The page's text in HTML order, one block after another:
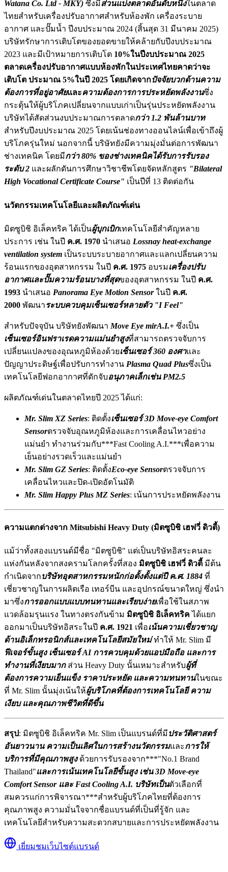
Watana Co. Ltd - MKY) ซึ่งมีส่วนแบ่งตลาดอันดับหนึ่งในตลาด
ไทยสำหรับเครื่องปรับอากาศสำหรับห้องพัก เครื่องระบาย
อากาศ และปั๊มน้ำ ปีงบประมาณ 2024 (สิ้นสุด 31 มีนาคม 2025)
บริษัทรักษาการเติบโตของยอดขายให้คล้ายกับปีงบประมาณ
2023 และมีเป้าหมายการเติบโต 10%ในปีงบประมาณ 2025
ตลาดเครื่องปรับอากาศแบบห้องพักในประเทศไทยคาดว่าจะ
เติบโต ประมาณ 5%ในปี 2025 โดยเกิดจากปัจจัยบวกด้านความ
ต้องการที่อยู่อาศัยและความต้องการการประหยัดพลังงานซึ่ง
กระตุ้นให้ผู้บริโภคเปลี่ยนจากแบบเก่าเป็นรุ่นประหยัดพลังงาน
บริษัทได้สัดส่วนงบประมาณการตลาดกว่า 1.2 พันล้านบาท
สำหรับปีงบประมาณ 2025 โดยเน้นช่องทางออนไลน์เพื่อเข้าถึงผู้
บริโภครุ่นใหม่ นอกจากนี้ บริษัทยังมีความมุ่งมั่นต่อการพัฒนา
ช่างเทคนิค โดยมีกว่า 80% ของช่างเทคนิคได้รับการรับรอง
ระดับ 2 และผลักดันการศึกษาวิชาชีพโดยจัดหลักสูตร "Bilateral
High Vocational Certificate Course" เป็นปีที่ 13 ติดต่อกัน
นวัตกรรมเทคโนโลยีและผลิตภัณฑ์เด่น
มิตซูบิชิ อิเล็คทริค ได้เป็นผู้บุกเบิกเทคโนโลยีสำคัญหลาย
ประการ เช่น ในปี ค.ศ. 1970 นำเสนอ Lossnay heat-exchange
ventilation system เป็นระบบระบายอากาศและแลกเปลี่ยนความ
ร้อนแรกของอุตสาหกรรม ในปี ค.ศ. 1975 อบรมเครื่องปรับ
อากาศและปั๊มความร้อนบางที่สุดของอุตสาหกรรม ในปี ค.ศ.
1993 นำเสนอ Panorama Eye Motion Sensorในปี ค.ศ.
2000 พัฒนาระบบควบคุมเซ็นเซอร์หลายตัว "I Feel"
สำหรับปัจจุบัน บริษัทยังพัฒนา Move Eye mirA.I.+ ซึ่งเป็น
เซ็นเซอร์อินฟราเรดความแม่นยำสูงที่สามารถตรวจจับการ
เปลี่ยนแปลงของอุณหภูมิห้องด้วยเซ็นเซอร์ 360 องศาและ
ปัญญาประดิษฐ์เพื่อปรับการทำงาน Plasma Quad Plusซึ่งเป็น
เทคโนโลยีฟอกอากาศที่ดักจับอนุภาคเล็กเช่น PM2.5
ผลิตภัณฑ์เด่นในตลาดไทยปี 2025 ได้แก่:
Mr. Slim XZ Series: ติดตั้งเซ็นเซอร์ 3D Move-eye Comfort
Sensorตรวจจับอุณหภูมิห้องและการเคลื่อนไหวอย่าง
แม่นยำ ทำงานร่วมกับ***Fast Cooling A.I.***เพื่อความ
เย็นอย่างรวดเร็วและแม่นยำ
Mr. Slim GZ Series: ติดตั้งEco-eye Sensorตรวจจับการ
เคลื่อนไหวและปิด-เปิดอัตโนมัติ
Mr. Slim Happy Plus MZ Series: เน้นการประหยัดพลังงาน
ความแตกต่างจาก Mitsubishi Heavy Duty (มิตซูบิชิ เฮฟวี่ ดิวตี้)
แม้ว่าทั้งสองแบรนด์มีชื่อ "มิตซูบิชิ" แต่เป็นบริษัทอิสระคนละ
แห่งกันหลังจากสงครามโลกครั้งที่สอง มิตซูบิชิ เฮฟวี่ ดิวตี้ มีต้น
กำเนิดจากบริษัทอุตสาหกรรมหนักก่อตั้งตั้งแต่ปี ค.ศ. 1884 ที่
เชี่ยวชาญในการผลิตเรือ เทอร์บีน และอุปกรณ์ขนาดใหญ่ ซึ่งนำ
มาซึ่งการออกแบบแบบทนทานและเรียบง่ายเพื่อใช้ในสภาพ
แวดล้อมรุนแรง ในทางตรงกันข้าม มิตซูบิชิ อิเล็คทริค ได้แยก
ออกมาเป็นบริษัทอิสระในปี ค.ศ. 1921 เพื่อเน้นความเชี่ยวชาญ
ด้านอิเล็กทรอนิกส์และเทคโนโลยีสมัยใหม่ทำให้ Mr. Slim มี
ฟีเจอร์ขั้นสูง เซ็นเซอร์ AI การควบคุมด้วยแอปมือถือ และการ
ทำงานที่เงียบมากส่วน Heavy Duty นั้นเหมาะสำหรับผู้ที่
ต้องการความเย็นแข็ง ราคาประหยัด และความทนทานในขณะ
ที่ Mr. Slim นั้นมุ่งเน้นให้ผู้บริโภคที่ต้องการเทคโนโลยี ความ
เงียบ และคุณภาพชีวิตที่ดีขึ้น
สรุป: มิตซูบิชิ อิเล็คทริค Mr. Slim เป็นแบรนด์ที่มีประวัติศาสตร์
อันยาวนาน ความเป็นเลิศในการสร้างนวัตกรรมและการให้
บริการที่มีคุณภาพสูงด้วยการรับรองจาก***"No.1 Brand
Thailand"และการเน้นเทคโนโลยีขั้นสูง เช่น 3D Move-eye
Comfort Sensor และ Fast Cooling A.I. บริษัทเป็นตัวเลือกที่
สมควรแก่การพิจารณา***สำหรับผู้บริโภคไทยที่ต้องการ
คุณภาพสูง ความมั่นใจจากชื่อแบรนด์ที่เป็นที่รู้จัก และ
เทคโนโลยีสำหรับความสะดวกสบายและการประหยัดพลังงาน
เยี่ยมชมเว็บไซต์แบรนด์